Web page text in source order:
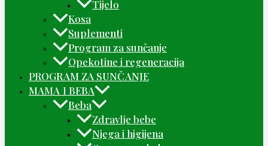
Tijelo
Kosa
Suplementi
Program za sunčanje
Opekotine i regeneracija
PROGRAM ZA SUNČANJE
MAMA I BEBA
Beba
Zdravlje bebe
Njega i higijena